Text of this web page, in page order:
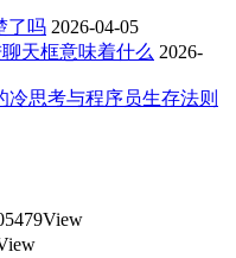
了吗 2026-04-05
天框意味着什么 2026-
冷思考与程序员生存法则